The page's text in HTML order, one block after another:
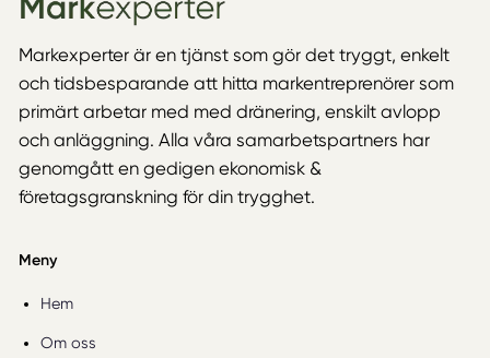
Markexperter är en tjänst som gör det tryggt, enkelt
och tidsbesparande att hitta markentreprenörer som
primärt arbetar med med dränering, enskilt avlopp
och anläggning. Alla våra samarbetspartners har
genomgått en gedigen ekonomisk &
företagsgranskning för din trygghet.
Meny
Hem
Om oss